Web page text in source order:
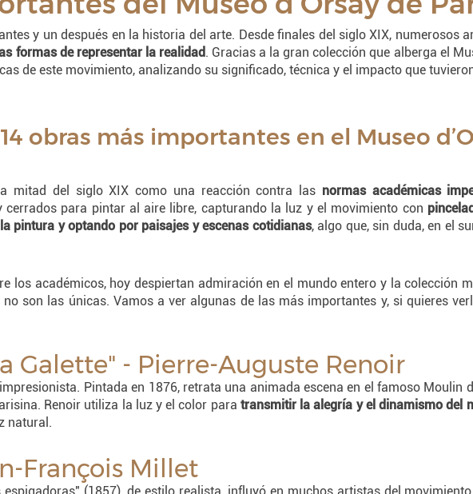
y un después en la historia del arte. Desde finales del siglo XIX, numerosos
formas de representar la realidad. Gracias a la gran colección que alberga el
de este movimiento, analizando su significado, técnica y el impacto que
obras más importantes en el Museo
mitad del siglo XIX como una reacción contra las normas académicas
para pintar al aire libre, capturando la luz y el movimiento con
pintura y optando por paisajes y escenas cotidianas, algo que, sin duda, en el
los académicos, hoy despiertan admiración en el mundo entero y la colección
son las únicas. Vamos a ver algunas de las más importantes y, si quieres
Galette" - Pierre-Auguste Renoir
Pintada en 1876, retrata una animada escena en el famoso Moulin
Renoir utiliza la luz y el color para transmitir la alegría y el dinamismo del
natural.
François Millet